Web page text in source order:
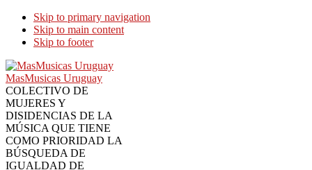
Skip to primary navigation
Skip to main content
Skip to footer
MasMusicas Uruguay
COLECTIVO DE
MUJERES Y
DISIDENCIAS DE LA
MÚSICA QUE TIENE
COMO PRIORIDAD LA
BÚSQUEDA DE
IGUALDAD DE